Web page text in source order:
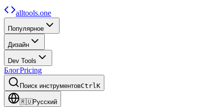
alltools.one
Популярное
Дизайн
Dev Tools
БлогPricing
Поиск инструментовCtrlK
🇷🇺Русский